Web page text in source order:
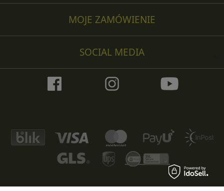
MOJE ZAMÓWIENIE
SOCIAL MEDIA